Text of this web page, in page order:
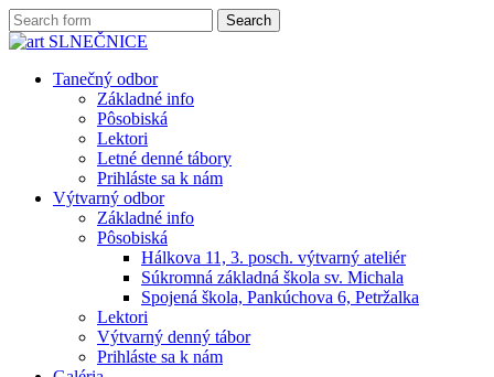
Tanečný odbor
Základné info
Pôsobiská
Lektori
Letné denné tábory
Prihláste sa k nám
Výtvarný odbor
Základné info
Pôsobiská
Hálkova 11, 3. posch. výtvarný ateliér
Súkromná základná škola sv. Michala
Spojená škola, Pankúchova 6, Petržalka
Lektori
Výtvarný denný tábor
Prihláste sa k nám